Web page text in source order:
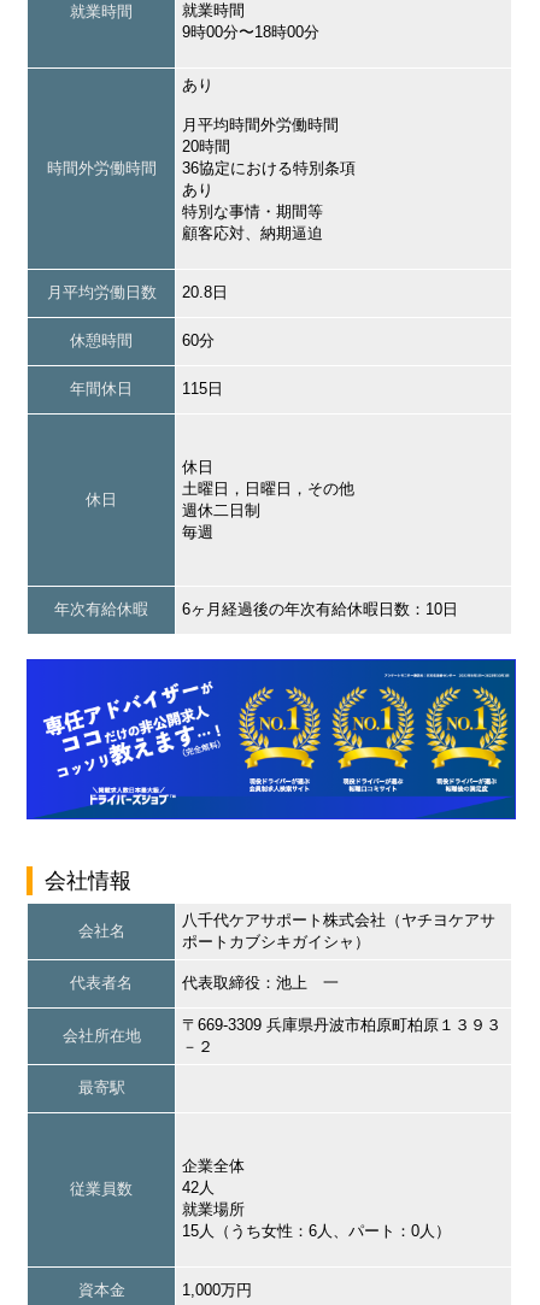
就業時間
就業時間
9時00分〜18時00分
時間外労働時間
あり
月平均時間外労働時間
20時間
36協定における特別条項
あり
特別な事情・期間等
顧客応対、納期逼迫
月平均労働日数 20.8日
休憩時間 60分
年間休日 115日
休日
休日
土曜日，日曜日，その他
週休二日制
毎週
年次有給休暇 6ヶ月経過後の年次有給休暇日数：10日
会社情報
会社名
八千代ケアサポート株式会社（ヤチヨケアサ
ポートカブシキガイシャ）
代表者名 代表取締役：池上 一
会社所在地
〒669-3309 兵庫県丹波市柏原町柏原１３９３
－２
最寄駅
従業員数
企業全体
42人
就業場所
15人（うち女性：6人、パート：0人）
資本金 1,000万円